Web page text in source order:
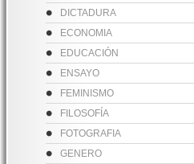
DICTADURA
ECONOMIA
EDUCACIÓN
ENSAYO
FEMINISMO
FILOSOFÍA
FOTOGRAFIA
GENERO